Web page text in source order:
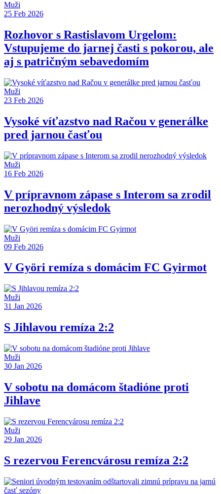
Muži
25 Feb 2026
Rozhovor s Rastislavom Urgelom:
Vstupujeme do jarnej časti s pokorou, ale
aj s patričným sebavedomím
Muži
23 Feb 2026
Vysoké víťazstvo nad Račou v generálke
pred jarnou časťou
Muži
16 Feb 2026
V prípravnom zápase s Interom sa zrodil
nerozhodný výsledok
Muži
09 Feb 2026
V Györi remíza s domácim FC Gyirmot
Muži
31 Jan 2026
S Jihlavou remíza 2:2
Muži
30 Jan 2026
V sobotu na domácom štadióne proti
Jihlave
Muži
29 Jan 2026
S rezervou Ferencvárosu remíza 2:2